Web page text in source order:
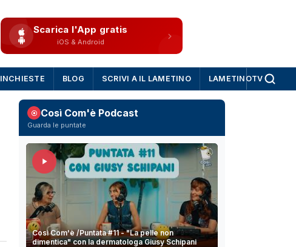
Scarica l'App gratis
iOS & Android
INCHIESTE BLOG SCRIVI A IL LAMETINO LAMETINOTV
Così Com'è Podcast
Guarda le puntate
Così Com'è /Puntata #11 - "La pelle non
dimentica" con la dermatologa Giusy Schipani